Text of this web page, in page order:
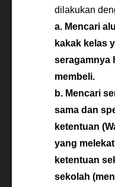
dilakukan
a. Mencari
kakak kelas
seragamnya
membeli.
b. Mencari
sama dan
ketentuan
yang
ketentuan
sekolah